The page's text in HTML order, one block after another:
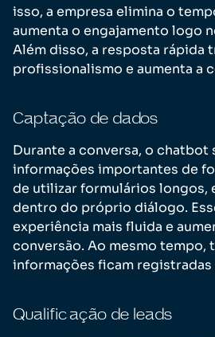
isso, a empresa elimina o
aumenta o engajamento logo
Além disso, a resposta rápida
profissionalismo e aumenta a
Captação de dados
Durante a conversa, o chatbot
informações importantes de
de utilizar formulários longos,
dentro do próprio diálogo.
experiência mais fluida e
conversão. Ao mesmo tempo,
informações ficam
Qualificação de leads